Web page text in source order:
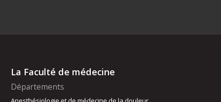
La Faculté de médecine
Départements